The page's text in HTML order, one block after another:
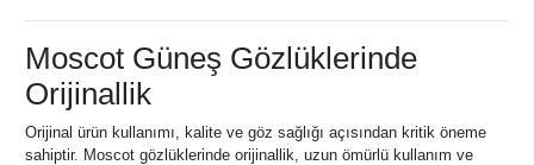
Moscot Güneş Gözlüklerinde
Orijinallik
Orijinal ürün kullanımı, kalite ve göz sağlığı açısından kritik öneme
sahiptir. Moscot gözlüklerinde orijinallik, uzun ömürlü kullanım ve